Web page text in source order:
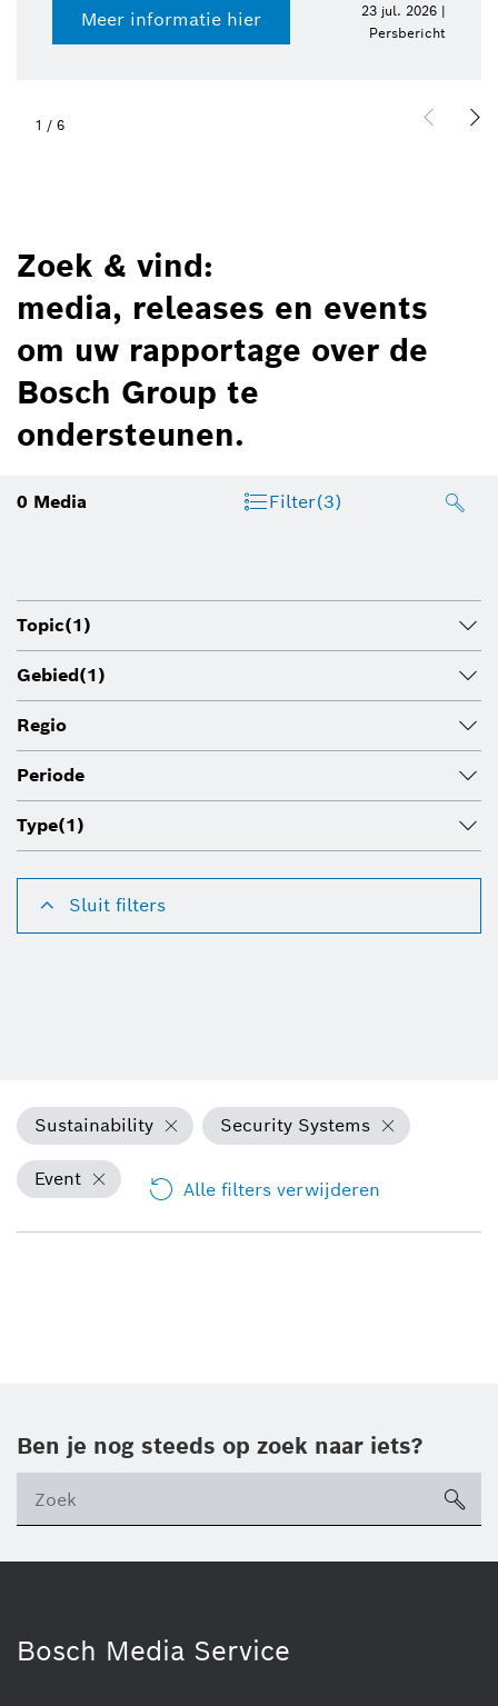
Meer informatie hier
23 jul. 2026 |
Persbericht
1 / 6
Zoek & vind:
media, releases en events
om uw rapportage over de
Bosch Group te
ondersteunen.
0 Media Filter(3)
Topic(1)
Gebied(1)
Regio
Periode
Type(1)
Sluit filters
Sustainability Security Systems
Event Alle filters verwijderen
Ben je nog steeds op zoek naar iets?
Bosch Media Service